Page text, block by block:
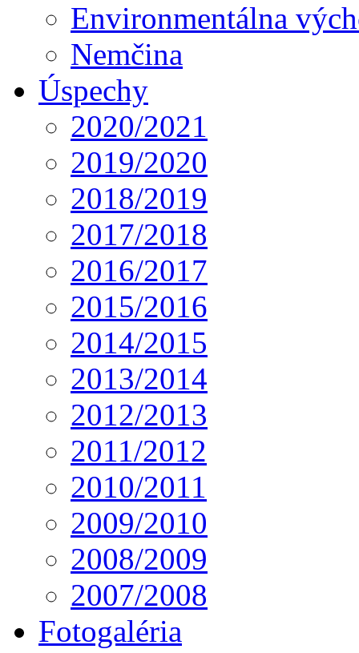
Environmentálna
Nemčina
Úspechy
2020/2021
2019/2020
2018/2019
2017/2018
2016/2017
2015/2016
2014/2015
2013/2014
2012/2013
2011/2012
2010/2011
2009/2010
2008/2009
2007/2008
Fotogaléria